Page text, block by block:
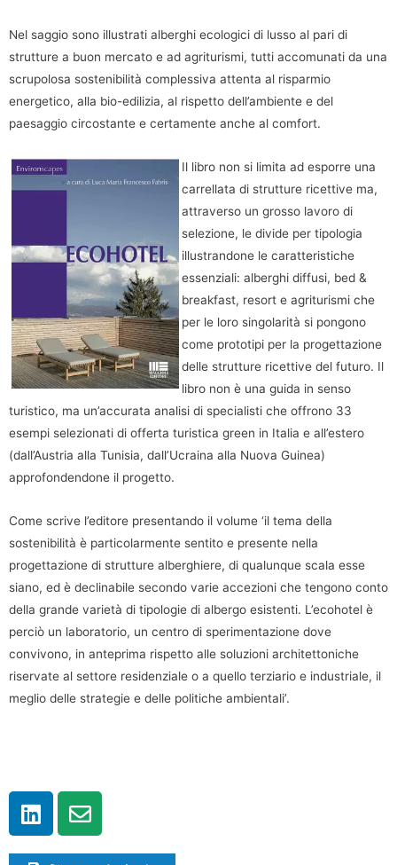
Nel saggio sono illustrati alberghi ecologici di lusso al pari di
strutture a buon mercato e ad agriturismi, tutti accomunati da una
scrupolosa sostenibilità complessiva attenta al risparmio
energetico, alla bio-edilizia, al rispetto dell’ambiente e del
paesaggio circostante e certamente anche al comfort.
Il libro non si limita ad esporre una
carrellata di strutture ricettive ma,
attraverso un grosso lavoro di
selezione, le divide per tipologia
illustrandone le caratteristiche
essenziali: alberghi diffusi, bed &
breakfast, resort e agriturismi che
per le loro singolarità si pongono
come prototipi per la progettazione
delle strutture ricettive del futuro. Il
libro non è una guida in senso
turistico, ma un’accurata analisi di specialisti che offrono 33
esempi selezionati di offerta turistica green in Italia e all’estero
(dall’Austria alla Tunisia, dall’Ucraina alla Nuova Guinea)
approfondendone il progetto.
Come scrive l’editore presentando il volume ‘il tema della
sostenibilità è particolarmente sentito e presente nella
progettazione di strutture alberghiere, di qualunque scala esse
siano, ed è declinabile secondo varie accezioni che tengono conto
della grande varietà di tipologie di albergo esistenti. L’ecohotel è
perciò un laboratorio, un centro di sperimentazione dove
convivono, in anteprima rispetto alle soluzioni architettoniche
riservate al settore residenziale o a quello terziario e industriale, il
meglio delle strategie e delle politiche ambientali’.